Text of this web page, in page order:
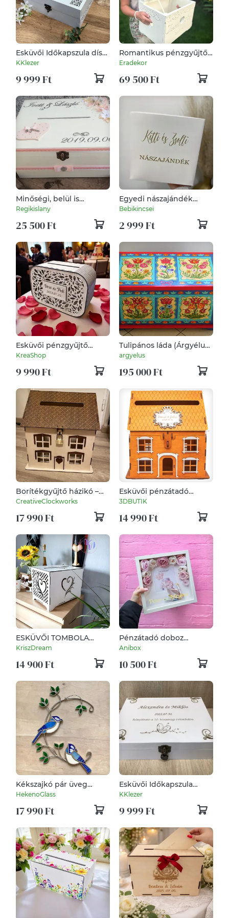
Esküvői Időkapszula dísz
doboz
KKlezer
9 999 Ft
Romantikus pénzgyűjtő
láda esküvőre
Eradekor
69 500 Ft
Minőségi, belül is
feliratozott, óriás méretű,
lezárható esküvői
pénzgyűjtő persely. :-)
Regikislany
25 500 Ft
Egyedi nászajándék
gyűjtő doboz
Bebikincsei
2 999 Ft
Esküvői pénzgyűjtő
doboz - egyedi
gravírozással
KreaShop
9 990 Ft
Tulipános láda (Árgyélus
láda)
argyelus
195 000 Ft
Borítékgyűjtő házikó –
színezett tetővel
CreativeClockworks
17 990 Ft
Esküvői pénzátadó
házikó, nászajándék,
személyre szabható
3DBUTIK
14 990 Ft
ESKÜVŐI TOMBOLA
DOBOZ
KriszDream
14 900 Ft
Pénzátadó doboz
rózsaszín virágokkal
Anibox
10 500 Ft
Kékszajkó pár üveg
függődísz - Nászajándék
HekenoGlass
17 990 Ft
Esküvői Időkapszula
doboz
KKlezer
9 999 Ft